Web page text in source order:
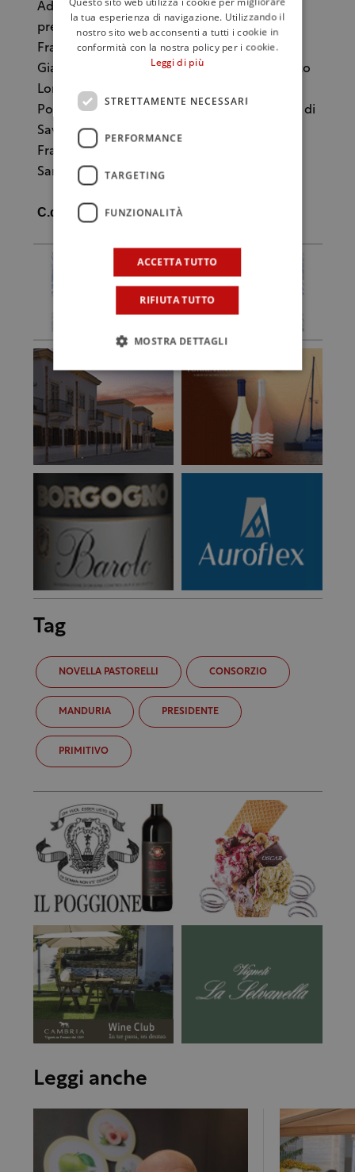
Ad affiancare Novella Patrorelli, oltre i vice
presidenti Roberto Erario (Cantine Erario) e
Francesco delle Grottaglie (Cantolio), Dalila
Gianfreda (Antica Masseria Jorche), Benedetto
Lorusso (Giordano Vini di Torricella), Cosimo
Pompigna (Cantina Cooperativa La Popolare di
Sava), Giovanni Dinoi (Cantine Pliniana),
Francesco Filograno (Cantolio) e Raffaele
Sammarco (Produttori Vini di Manduria).
C.d.G.
Tag
NOVELLA PASTORELLI CONSORZIO
MANDURIA PRESIDENTE
PRIMITIVO
Leggi anche
la tua esperienza di navigazione. Utilizzando il
nostro sito web acconsenti a tutti i cookie in
conformità con la nostra policy per i cookie.
Leggi di più
STRETTAMENTE NECESSARI
PERFORMANCE
TARGETING
FUNZIONALITÀ
ACCETTA TUTTO
RIFIUTA TUTTO
MOSTRA DETTAGLI